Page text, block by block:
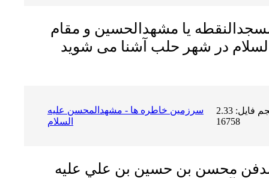
یا مشهدالحسین و مقام
سرزمين خاطره ها - مشهدالمحسن عليه
السلام
حجم فایل: 2.33 MB | دریافت ها:
16758
مدفن محسن بن حسين بن علي عليه